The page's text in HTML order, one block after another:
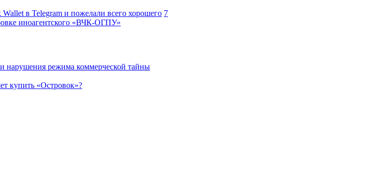
в Telegram и пожелали всего хорошего 7
иноагентского «ВЧК-ОГПУ»
и нарушения режима коммерческой тайны
купить «Островок»?